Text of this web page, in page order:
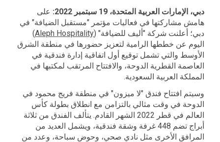
دبي، الإمارات العربية المتحدة، 19 سبتمبر 2022:
على
هامش مشاركتها في فعاليات مؤتمر "مستقبل الضيافة" في
دبي؛ أعلنت شركة "أليف للضيافة" (Aleph Hospitality
)
اليوم عن خططها الرامية لتعزيز حضورها في منطقة الشرق
الأوسط والتي تشمل توقيع أول اتفاقية إدارة فندقية في
العاصمة القطرية الدوحة، والافتتاح المرتقب لمكتبها في
المملكة العربية السعودية.
وسيتم افتتاح فندق "لا ميزون" في منطقة فريج محمود في
الدوحة في وقت مثالي بالتزامن مع انطلاق بطولة كأس
العالم في قطر 2022 الشهر القادم. يتألف الفندق من ثلاثة
أبراج تضم 448 غرفة وشقة فندقية، ويشمل العديد من
المرافق الأخرى مثل نادي صحي، وحوض سباحة، وعدد من